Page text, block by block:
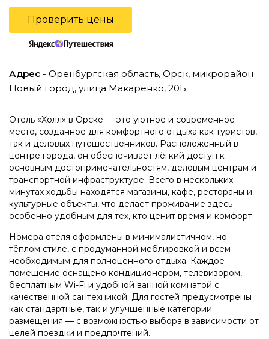
Проверить цены
Адрес - Оренбургская область, Орск, микрорайон
Новый город, улица Макаренко, 20Б
Отель «Холл» в Орске — это уютное и современное
место, созданное для комфортного отдыха как туристов,
так и деловых путешественников. Расположенный в
центре города, он обеспечивает лёгкий доступ к
основным достопримечательностям, деловым центрам и
транспортной инфраструктуре. Всего в нескольких
минутах ходьбы находятся магазины, кафе, рестораны и
культурные объекты, что делает проживание здесь
особенно удобным для тех, кто ценит время и комфорт.
Номера отеля оформлены в минималистичном, но
тёплом стиле, с продуманной меблировкой и всем
необходимым для полноценного отдыха. Каждое
помещение оснащено кондиционером, телевизором,
бесплатным Wi-Fi и удобной ванной комнатой с
качественной сантехникой. Для гостей предусмотрены
как стандартные, так и улучшенные категории
размещения — с возможностью выбора в зависимости от
целей поездки и предпочтений.